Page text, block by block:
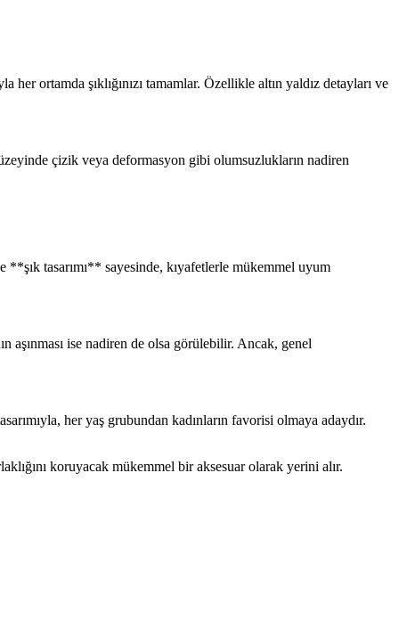
ortamda şıklığınızı tamamlar. Özellikle altın yaldız detayları ve
çizik veya deformasyon gibi olumsuzlukların nadiren
tasarımı** sayesinde, kıyafetlerle mükemmel uyum
ise nadiren de olsa görülebilir. Ancak, genel
her yaş grubundan kadınların favorisi olmaya adaydır.
koruyacak mükemmel bir aksesuar olarak yerini alır.